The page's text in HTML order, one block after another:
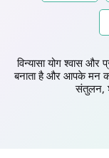
विन्यासा योग श्वास
बनाता है और आपके मन
संतुलन,